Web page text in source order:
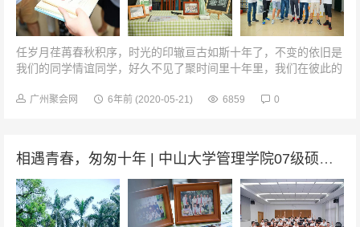
任岁月荏苒春秋积序，时光的印辙亘古如斯十年了，不变的依旧是
我们的同学情谊同学，好久不见了聚时间里十年里，我们在彼此的
晃而过，十年如一日容颜如初...
广州聚会网 6年前 (2020-05-21) 6859 0
相遇青春，匆匆十年 | 中山大学管理学院07级硕士研究生毕业10周年聚会